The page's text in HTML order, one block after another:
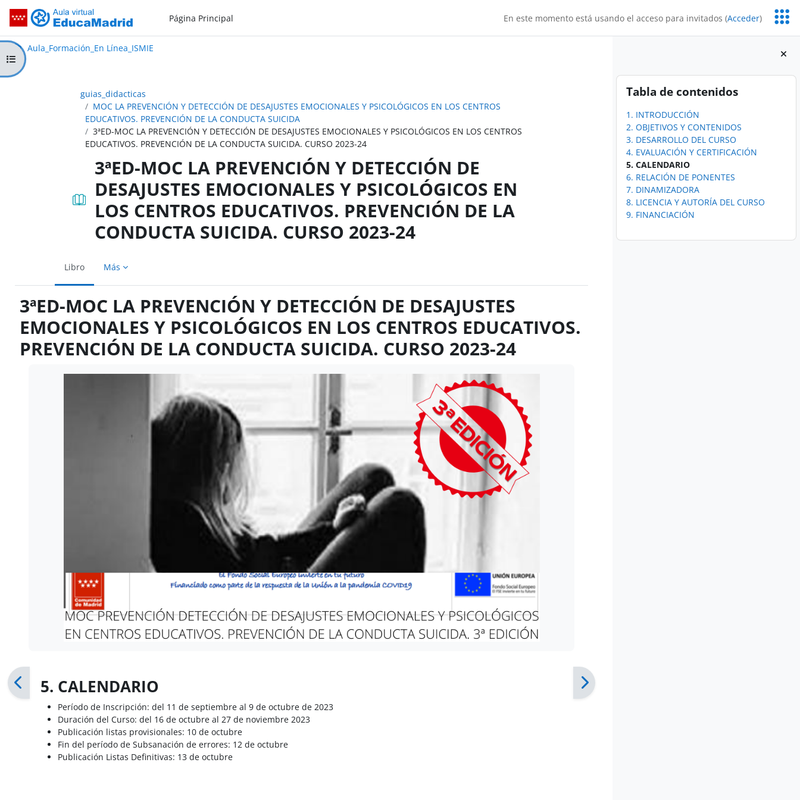
Aula_Formación_En Línea_ISMIEPágina Principal En este momento está usando el acceso para invitados (Acceder)
Bloques
Salta Tabla de contenidos
Tabla de contenidos
1. INTRODUCCIÓN
2. OBJETIVOS Y CONTENIDOS
3. DESARROLLO DEL CURSO
4. EVALUACIÓN Y CERTIFICACIÓN
5. CALENDARIO
6. RELACIÓN DE PONENTES
7. DINAMIZADORA
8. LICENCIA Y AUTORÍA DEL CURSO
9. FINANCIACIÓN
Aula Virtual de EducaMadrid:
Aula_Formación_En Línea_ISMIE
Abrir índice del curso
guias_didacticas
MOC LA PREVENCIÓN Y DETECCIÓN DE DESAJUSTES EMOCIONALES Y PSICOLÓGICOS EN LOS CENTROS
EDUCATIVOS. PREVENCIÓN DE LA CONDUCTA SUICIDA
3ªED-MOC LA PREVENCIÓN Y DETECCIÓN DE DESAJUSTES EMOCIONALES Y PSICOLÓGICOS EN LOS CENTROS
EDUCATIVOS. PREVENCIÓN DE LA CONDUCTA SUICIDA. CURSO 2023-24
3ªED-MOC LA PREVENCIÓN Y DETECCIÓN DE
DESAJUSTES EMOCIONALES Y PSICOLÓGICOS EN
LOS CENTROS EDUCATIVOS. PREVENCIÓN DE LA
CONDUCTA SUICIDA. CURSO 2023-24
Libro Más
3ªED-MOC LA PREVENCIÓN Y DETECCIÓN DE DESAJUSTES
EMOCIONALES Y PSICOLÓGICOS EN LOS CENTROS EDUCATIVOS.
PREVENCIÓN DE LA CONDUCTA SUICIDA. CURSO 2023-24
5. CALENDARIO
Período de Inscripción: del 11 de septiembre al 9 de octubre de 2023
Duración del Curso: del 16 de octubre al 27 de noviembre 2023
Publicación listas provisionales: 10 de octubre
Fin del período de Subsanación de errores: 12 de octubre
Publicación Listas Definitivas: 13 de octubre